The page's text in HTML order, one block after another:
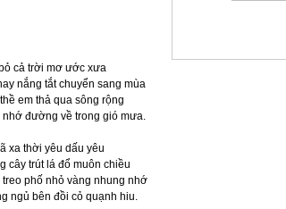
cả trời mơ ước xưa
nắng tắt chuyển sang mùa
em thả qua sông rộng
nhớ đường về trong gió mưa.
xa thời yêu dấu yêu
cây trút lá đổ muôn chiều
phố nhỏ vàng nhung nhớ
ngủ bên đồi cỏ quạnh hiu.